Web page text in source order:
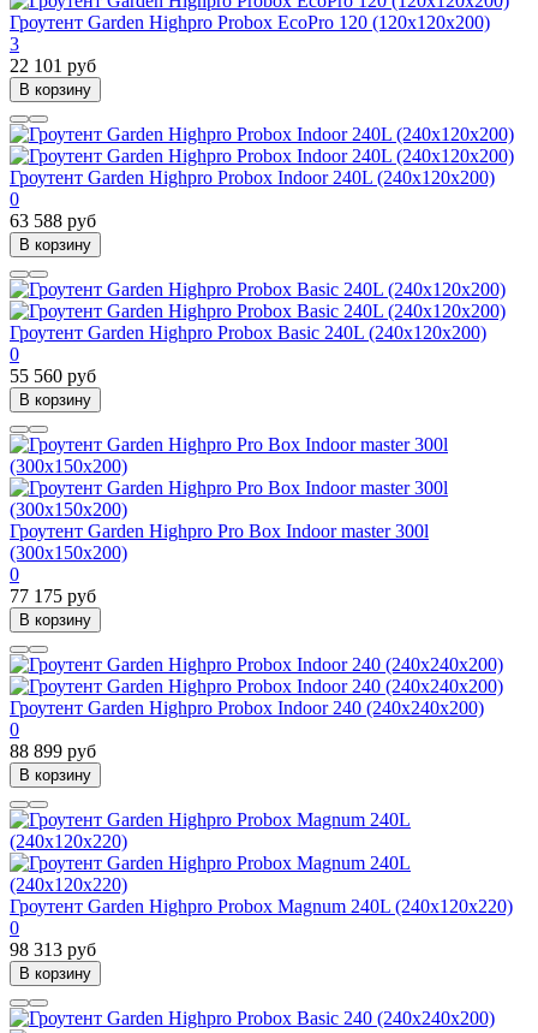
Гроутент Garden Highpro Probox EcoPro 120 (120х120х200)
3
22 101 руб
В корзину
Гроутент Garden Highpro Probox Indoor 240L (240х120х200)
0
63 588 руб
В корзину
Гроутент Garden Highpro Probox Basic 240L (240х120х200)
0
55 560 руб
В корзину
Гроутент Garden Highpro Pro Box Indoor master 300l
(300х150х200)
0
77 175 руб
В корзину
Гроутент Garden Highpro Probox Indoor 240 (240х240х200)
0
88 899 руб
В корзину
Гроутент Garden Highpro Probox Magnum 240L (240х120х220)
0
98 313 руб
В корзину